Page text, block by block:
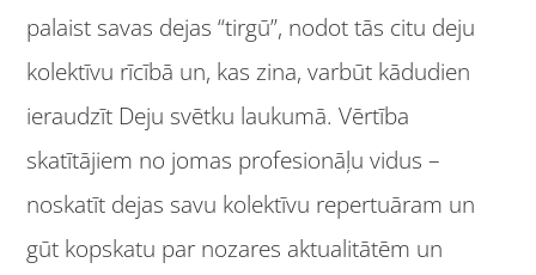
palaist savas dejas “tirgū”, nodot tās citu deju
kolektīvu rīcībā un, kas zina, varbūt kādudien
ieraudzīt Deju svētku laukumā. Vērtība
skatītājiem no jomas profesionāļu vidus –
noskatīt dejas savu kolektīvu repertuāram un
gūt kopskatu par nozares aktualitātēm un